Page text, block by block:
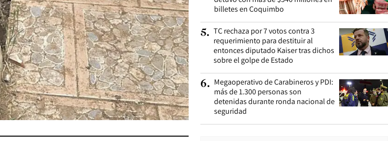
billetes en Coquimbo
5. TC rechaza por 7 votos contra 3
requerimiento para destituir al
entonces diputado Kaiser tras dichos
sobre el golpe de Estado
6. Megaoperativo de Carabineros y PDI:
más de 1.300 personas son
detenidas durante ronda nacional de
seguridad